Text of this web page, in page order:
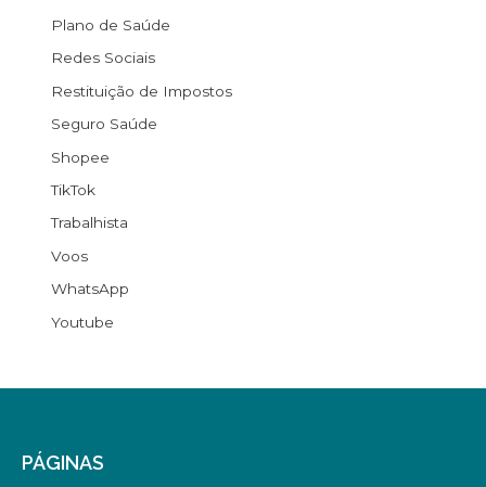
Plano de Saúde
Redes Sociais
Restituição de Impostos
Seguro Saúde
Shopee
TikTok
Trabalhista
Voos
WhatsApp
Youtube
PÁGINAS